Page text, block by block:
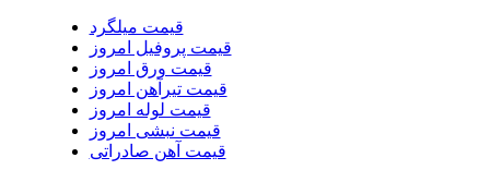
قیمت میلگرد
قیمت پروفیل امروز
قیمت ورق امروز
قیمت تیرآهن امروز
قیمت لوله امروز
قیمت نبشی امروز
قیمت آهن صادراتی